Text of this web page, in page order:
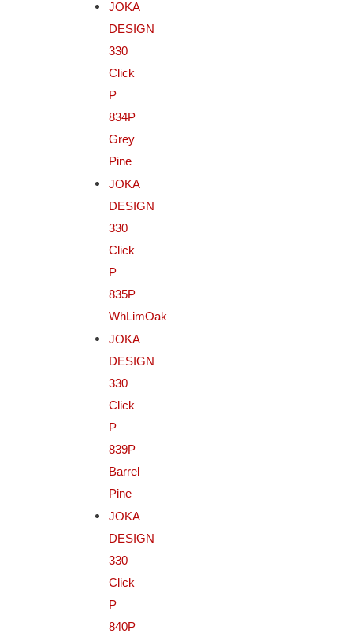
JOKA
DESIGN
330
Click
P
834P
Grey
Pine
JOKA
DESIGN
330
Click
P
835P
WhLimOak
JOKA
DESIGN
330
Click
P
839P
Barrel
Pine
JOKA
DESIGN
330
Click
P
840P